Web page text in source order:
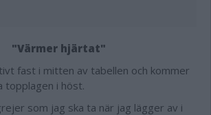
"Värmer hjärtat"
fast i mitten av tabellen och kommer
topplagen i höst.
som jag ska ta när jag lägger av i